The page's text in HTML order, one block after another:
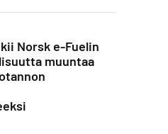
Norsk e-Fuelin
muuntaa